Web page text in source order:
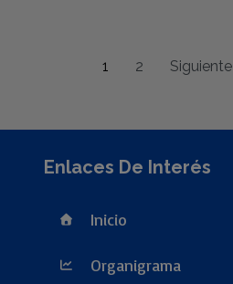
1 2 Siguiente
Enlaces De Interés
Inicio
Organigrama